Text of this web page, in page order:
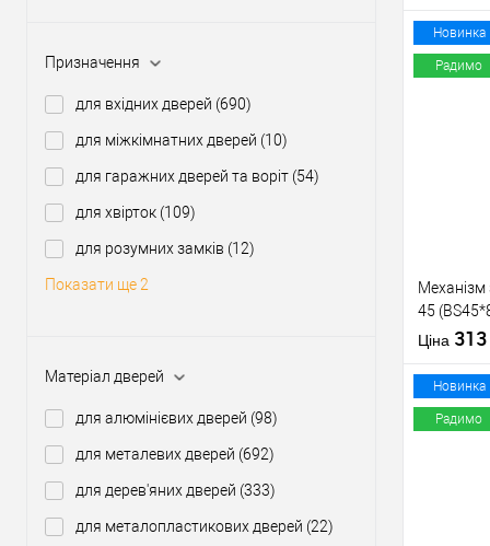
Призначення
для вхідних дверей (690)
для міжкімнатних дверей (10)
для гаражних дверей та воріт (54)
для хвірток (109)
для розумних замків (12)
Показати ще 2
Матеріал дверей
для алюмінієвих дверей (98)
для металевих дверей (692)
для дерев'яних дверей (333)
для металопластикових дверей (22)
Матеріал
Країна
Міжосьова
У
Матеріал
Країна
Статус (гурт)
Новинка
Радимо
Механізм
45
нікель
Ціна 313
У
Новинка
Радимо